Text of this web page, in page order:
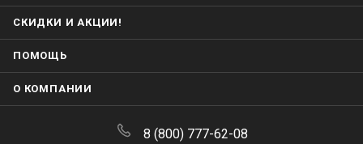
СКИДКИ И АКЦИИ!
ПОМОЩЬ
О КОМПАНИИ
8 (800) 777-62-08